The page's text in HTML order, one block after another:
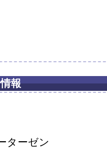
報
ターゼン